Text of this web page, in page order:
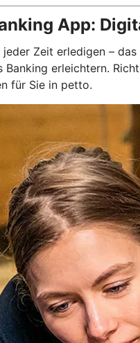
App:
Zeit erledigen –
Banking erleichtern.
für Sie in petto.